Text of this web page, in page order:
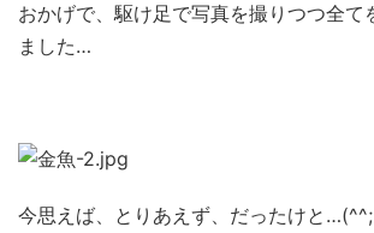
おかげで、駆け足で写真を撮りつつ全て
ました…
今思えば、とりあえず、だったけと…(^^;